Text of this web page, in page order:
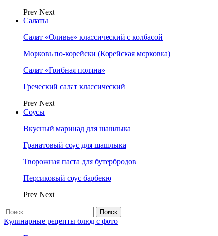
Prev Next
Салаты
Салат «Оливье» классический с колбасой
Морковь по-корейски (Корейская морковка)
Салат «Грибная поляна»
Греческий салат классический
Prev Next
Соусы
Вкусный маринад для шашлыка
Гранатовый соус для шашлыка
Творожная паста для бутербродов
Персиковый соус барбекю
Prev Next
Кулинарные рецепты блюд с фото